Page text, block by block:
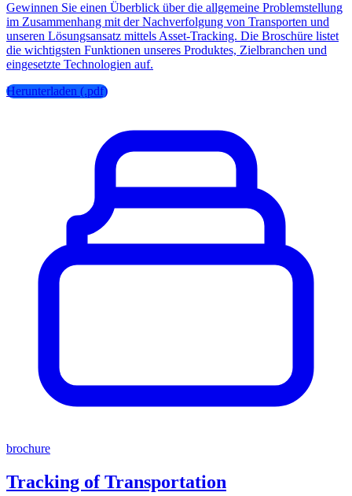
Gewinnen Sie einen Überblick über die allgemeine Problemstellung
im Zusammenhang mit der Nachverfolgung von Transporten und
unseren Lösungsansatz mittels Asset-Tracking. Die Broschüre listet
die wichtigsten Funktionen unseres Produktes, Zielbranchen und
eingesetzte Technologien auf.
Herunterladen (.pdf)
brochure
Tracking of Transportation